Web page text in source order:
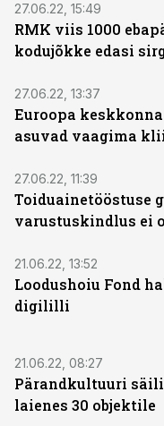
27.06.22, 15:49
RMK viis 1000
kodujõkke edasi
27.06.22, 13:37
Euroopa
asuvad vaagima
27.06.22, 11:39
Toiduainetööstuse
varustuskindlus ei
21.06.22, 13:52
Loodushoiu Fond
digililli
21.06.22, 08:27
Pärandkultuuri
laienes 30 objektile